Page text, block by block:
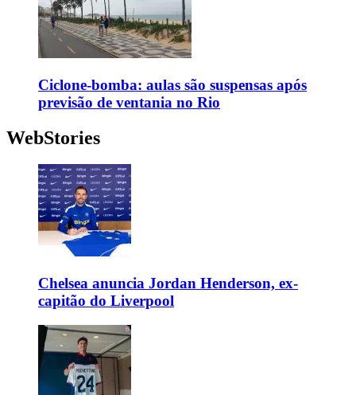
Ciclone-bomba: aulas são suspensas após
previsão de ventania no Rio
WebStories
Chelsea anuncia Jordan Henderson, ex-
capitão do Liverpool